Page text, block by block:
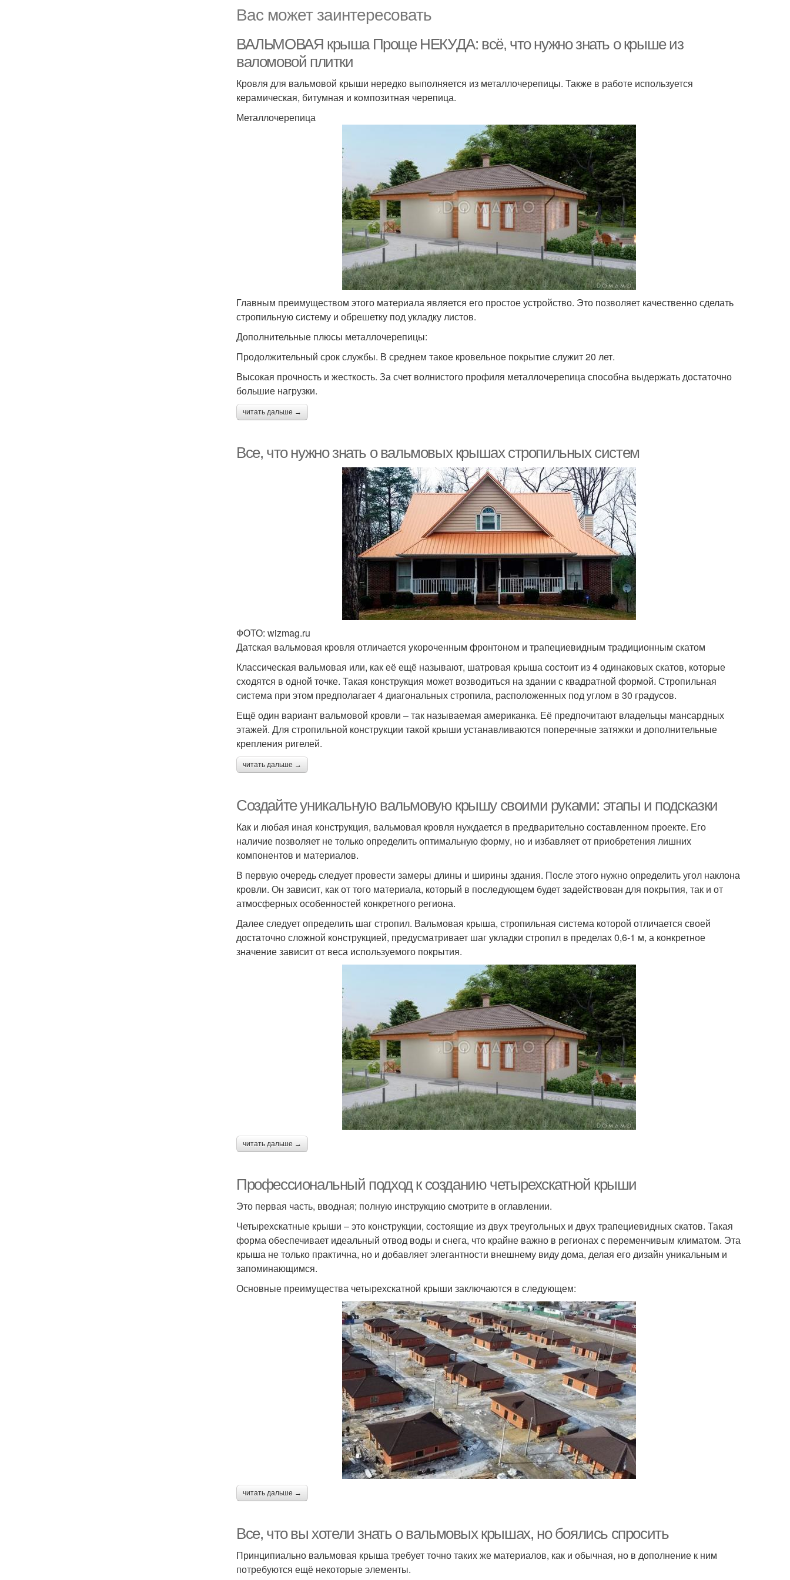
Вас может заинтересовать
ВАЛЬМОВАЯ крыша Проще НЕКУДА: всё, что нужно знать о крыше из
валомовой плитки
Кровля для вальмовой крыши нередко выполняется из металлочерепицы. Также в работе используется
керамическая, битумная и композитная черепица.
Металлочерепица
Главным преимуществом этого материала является его простое устройство. Это позволяет качественно сделать
стропильную систему и обрешетку под укладку листов.
Дополнительные плюсы металлочерепицы:
Продолжительный срок службы. В среднем такое кровельное покрытие служит 20 лет.
Высокая прочность и жесткость. За счет волнистого профиля металлочерепица способна выдержать достаточно
большие нагрузки.
читать дальше →
Все, что нужно знать о вальмовых крышах стропильных систем
ФОТО: wizmag.ru
Датская вальмовая кровля отличается укороченным фронтоном и трапециевидным традиционным скатом
Классическая вальмовая или, как её ещё называют, шатровая крыша состоит из 4 одинаковых скатов, которые
сходятся в одной точке. Такая конструкция может возводиться на здании с квадратной формой. Стропильная
система при этом предполагает 4 диагональных стропила, расположенных под углом в 30 градусов.
Ещё один вариант вальмовой кровли – так называемая американка. Её предпочитают владельцы мансардных
этажей. Для стропильной конструкции такой крыши устанавливаются поперечные затяжки и дополнительные
крепления ригелей.
читать дальше →
Создайте уникальную вальмовую крышу своими руками: этапы и подсказки
Как и любая иная конструкция, вальмовая кровля нуждается в предварительно составленном проекте. Его
наличие позволяет не только определить оптимальную форму, но и избавляет от приобретения лишних
компонентов и материалов.
В первую очередь следует провести замеры длины и ширины здания. После этого нужно определить угол наклона
кровли. Он зависит, как от того материала, который в последующем будет задействован для покрытия, так и от
атмосферных особенностей конкретного региона.
Далее следует определить шаг стропил. Вальмовая крыша, стропильная система которой отличается своей
достаточно сложной конструкцией, предусматривает шаг укладки стропил в пределах 0,6-1 м, а конкретное
значение зависит от веса используемого покрытия.
читать дальше →
Профессиональный подход к созданию четырехскатной крыши
Это первая часть, вводная; полную инструкцию смотрите в оглавлении.
Четырехскатные крыши – это конструкции, состоящие из двух треугольных и двух трапециевидных скатов. Такая
форма обеспечивает идеальный отвод воды и снега, что крайне важно в регионах с переменчивым климатом. Эта
крыша не только практична, но и добавляет элегантности внешнему виду дома, делая его дизайн уникальным и
запоминающимся.
Основные преимущества четырехскатной крыши заключаются в следующем:
читать дальше →
Все, что вы хотели знать о вальмовых крышах, но боялись спросить
Принципиально вальмовая крыша требует точно таких же материалов, как и обычная, но в дополнение к ним
потребуются ещё некоторые элементы.